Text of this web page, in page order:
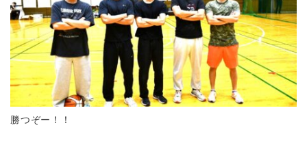
勝つぞー！！